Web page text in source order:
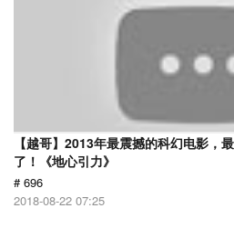
【越哥】2013年最震撼的科幻电影，
了！《地心引力》
# 696
2018-08-22 07:25